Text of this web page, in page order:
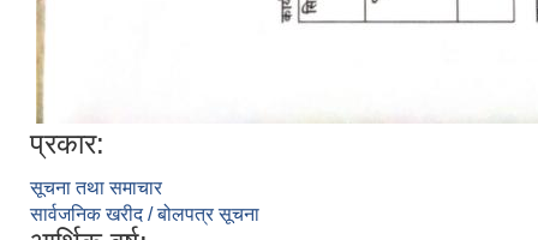
प्रकार:
सूचना तथा समाचार
सार्वजनिक खरीद / बोलपत्र सूचना